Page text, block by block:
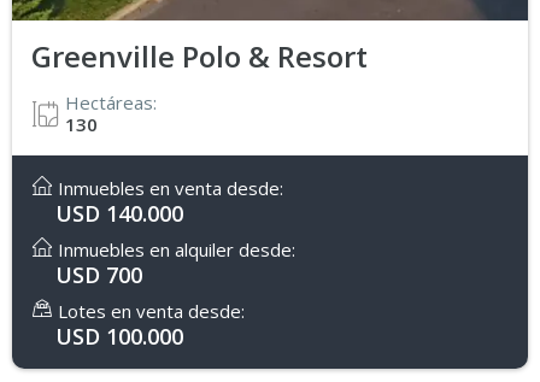
Greenville Polo & Resort
Hectáreas:
130
Inmuebles en venta desde:
USD 140.000
Inmuebles en alquiler desde:
USD 700
Lotes en venta desde:
USD 100.000